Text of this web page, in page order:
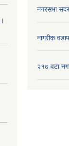
नगरसभा
नागरीक
२१७ वटा